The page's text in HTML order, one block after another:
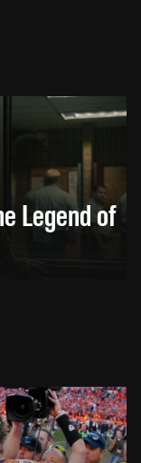
Legend of